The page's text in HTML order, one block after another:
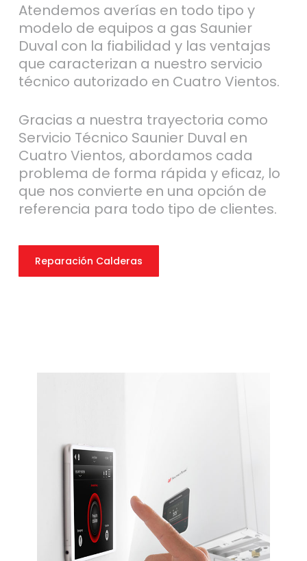
Atendemos averías en todo tipo y
modelo de equipos a gas Saunier
Duval con la fiabilidad y las ventajas
que caracterizan a nuestro servicio
técnico autorizado en Cuatro Vientos.
Gracias a nuestra trayectoria como
Servicio Técnico Saunier Duval en
Cuatro Vientos, abordamos cada
problema de forma rápida y eficaz, lo
que nos convierte en una opción de
referencia para todo tipo de clientes.
Reparación Calderas